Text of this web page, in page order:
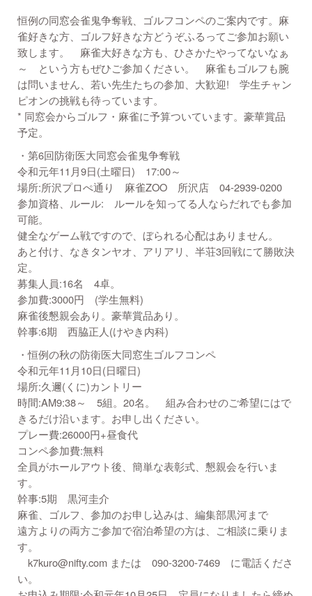
恒例の同窓会雀鬼争奪戦、ゴルフコンペのご案内です。麻
雀好きな方、ゴルフ好きな方どうぞふるってご参加お願い
致します。 麻雀大好きな方も、ひさかたやってないなぁ
～ という方もぜひご参加ください。 麻雀もゴルフも腕
は問いません、若い先生たちの参加、大歓迎! 学生チャン
ピオンの挑戦も待っています。
* 同窓会からゴルフ・麻雀に予算ついています。豪華賞品
予定。
・第6回防衛医大同窓会雀鬼争奪戦
令和元年11月9日(土曜日) 17:00～
場所:所沢プロぺ通り 麻雀ZOO 所沢店 04-2939-0200
参加資格、ルール: ルールを知ってる人ならだれでも参加
可能。
健全なゲーム戦ですので、ぼられる心配はありません。
あと付け、なきタンヤオ、アリアリ、半荘3回戦にて勝敗決
定。
募集人員:16名 4卓。
参加費:3000円 (学生無料)
麻雀後懇親会あり。豪華賞品あり。
幹事:6期 西脇正人(けやき内科)
・恒例の秋の防衛医大同窓生ゴルフコンペ
令和元年11月10日(日曜日)
場所:久邇(くに)カントリー
時間:AM9:38～ 5組。20名。 組み合わせのご希望にはで
きるだけ沿います。お申し出ください。
プレー費:26000円+昼食代
コンペ参加費:無料
全員がホールアウト後、簡単な表彰式、懇親会を行いま
す。
幹事:5期 黒河圭介
麻雀、ゴルフ、参加のお申し込みは、編集部黒河まで
遠方よりの両方ご参加で宿泊希望の方は、ご相談に乗りま
す。
k7kuro@nifty.com または 090-3200-7469 に電話くださ
い。